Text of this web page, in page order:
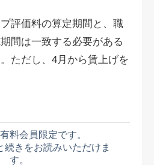
評価料の算定期間と、職
間は一致する必要がある
ただし、4月から賃上げを
料会員限定です。
続きをお読みいただけま
す。